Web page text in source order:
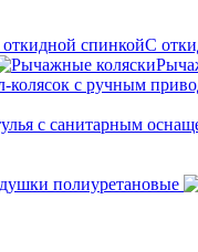
С
колясок с ручным
с санитарным
полиуретановые